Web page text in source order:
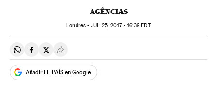
AGÊNCIAS
Londres -JUL 25, 2017 - 16:39 EDT
Compartir en Whatsapp
Compartir en Facebook
Compartir en Twitter
Desplegar Redes Sociales
Añadir EL PAÍS en Google